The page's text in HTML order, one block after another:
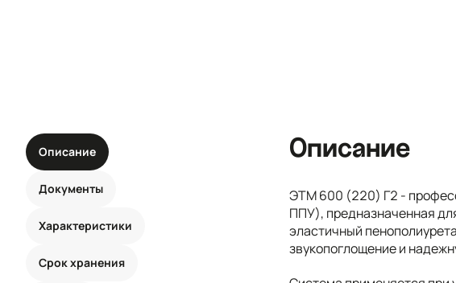
Описание
Документы
Характеристики
Срок хранения
Описание
ЭТМ 600 (220) Г2 -
ППУ), предназначенная
эластичный
звукопоглощение и